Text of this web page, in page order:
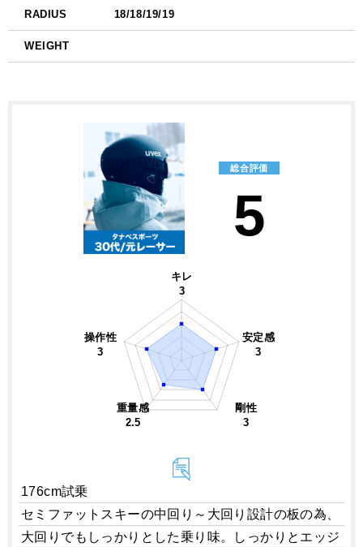
RADIUS 18/18/19/19
WEIGHT
総合評価
5
キレ
3
安定感
3
剛性
3
重量感
2.5
操作性
3
176cm試乗
セミファットスキーの中回り～大回り設計の板の為、
大回りでもしっかりとした乗り味。しっかりとエッジ